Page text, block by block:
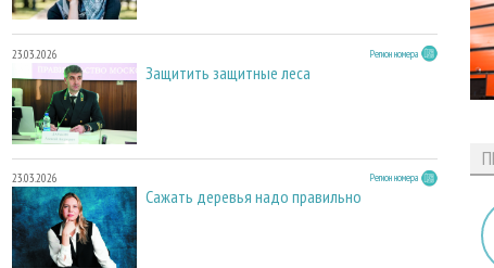
23.03.2026 Регион номера
Защитить защитные леса
23.03.2026 Регион номера
Сажать деревья надо правильно